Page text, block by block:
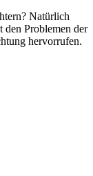
Natürlich
den Problemen der
hervorrufen.